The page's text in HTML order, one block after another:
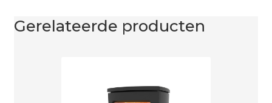
Gerelateerde producten